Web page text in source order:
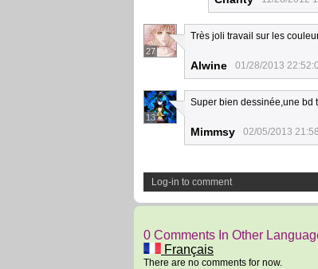
27
Très joli travail sur les
Alwine 01/28/2013
13
Super bien dessinée,une bd
Mimmsy 02/05/2013
Log-in to comment
0 Comments In Other
Français
There are no comments for now.